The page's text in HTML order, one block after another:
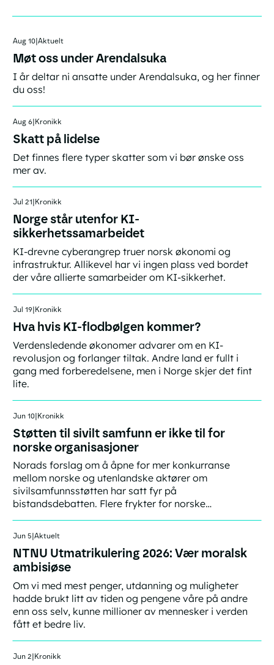
Aug 10 Aktuelt
Møt oss under Arendalsuka
I år deltar ni ansatte under Arendalsuka, og her finner
du oss!
Link
Aug 6|Kronikk
Skatt på lidelse
Det finnes flere typer skatter som vi bør ønske oss
mer av.
Link
Jul 21 Kronikk
Norge står utenfor KI-
sikkerhetssamarbeidet
KI-drevne cyberangrep truer norsk økonomi og
infrastruktur. Allikevel har vi ingen plass ved bordet
der våre allierte samarbeider om KI-sikkerhet.
Link
Jul 19 Kronikk
Hva hvis KI-flodbølgen kommer?
Verdensledende økonomer advarer om en KI-
revolusjon og forlanger tiltak. Andre land er fullt i
gang med forberedelsene, men i Norge skjer det fint
lite.
Link
Jun 10|Kronikk
Støtten til sivilt samfunn er ikke til for
norske organisasjoner
Norads forslag om å åpne for mer konkurranse
mellom norske og utenlandske aktører om
sivilsamfunnsstøtten har satt fyr på
bistandsdebatten. Flere frykter for norske
Link
Jun 5 Aktuelt
NTNU Utmatrikulering 2026: Vær moralsk
ambisiøse
Om vi med mest penger, utdanning og muligheter
hadde brukt litt av tiden og pengene våre på andre
enn oss selv, kunne millioner av mennesker i verden
fått et bedre liv.
Link
Jun 2|Kronikk
Link